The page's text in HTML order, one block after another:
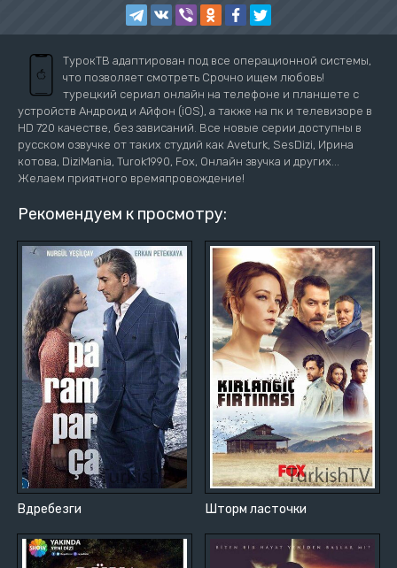
ТурокТВ адаптирован под все операционной системы,
что позволяет смотреть Срочно ищем любовь!
турецкий сериал онлайн на телефоне и планшете с
устройств Андроид и Айфон (iOS), а также на пк и телевизоре в
HD 720 качестве, без зависаний. Все новые серии доступны в
русском озвучке от таких студий как Aveturk, SesDizi, Ирина
котова, DiziMania, Turok1990, Fox, Онлайн звучка и других...
Желаем приятного времяпровождение!
Рекомендуем к просмотру:
Вдребезги Шторм ласточки